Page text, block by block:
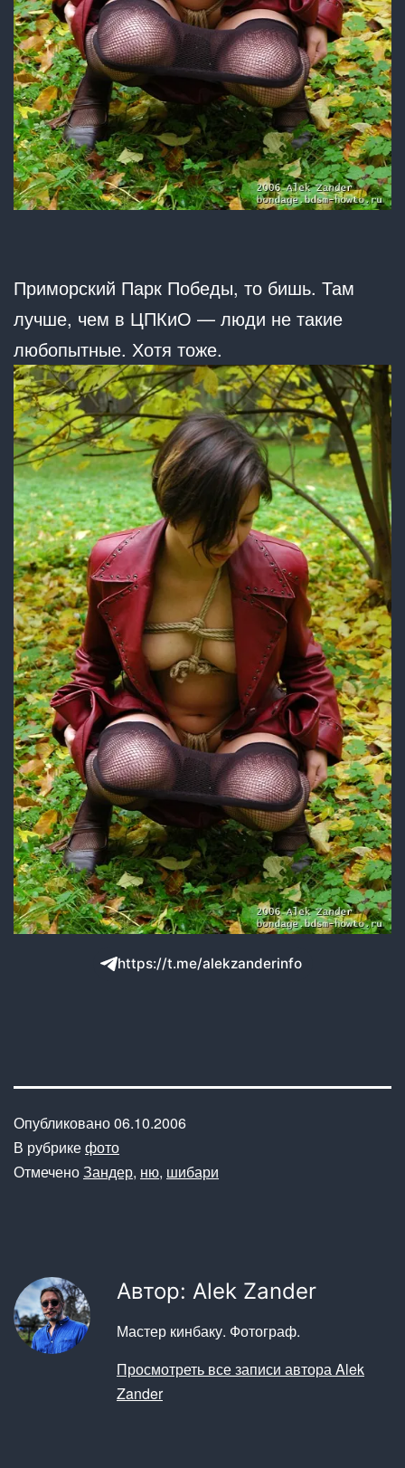
Приморский Парк Победы, то бишь. Там
лучше, чем в ЦПКиО — люди не такие
любопытные. Хотя тоже.
https://t.me/alekzanderinfo
Опубликовано06.10.2006
В рубрикефото
ОтмеченоЗандер, ню, шибари
Автор: Alek Zander
Мастер кинбаку. Фотограф.
Просмотреть все записи автора Alek
Zander